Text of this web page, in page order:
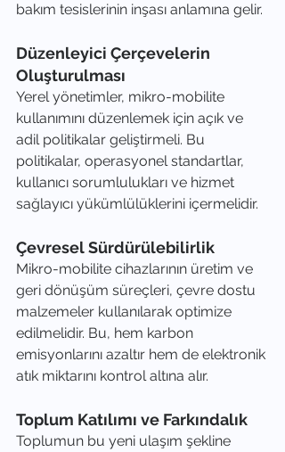
bakım tesislerinin inşası anlamına gelir.
Düzenleyici Çerçevelerin
Oluşturulması
Yerel yönetimler, mikro-mobilite
kullanımını düzenlemek için açık ve
adil politikalar geliştirmeli. Bu
politikalar, operasyonel standartlar,
kullanıcı sorumlulukları ve hizmet
sağlayıcı yükümlülüklerini içermelidir.
Çevresel Sürdürülebilirlik
Mikro-mobilite cihazlarının üretim ve
geri dönüşüm süreçleri, çevre dostu
malzemeler kullanılarak optimize
edilmelidir. Bu, hem karbon
emisyonlarını azaltır hem de elektronik
atık miktarını kontrol altına alır.
Toplum Katılımı ve Farkındalık
Toplumun bu yeni ulaşım şekline